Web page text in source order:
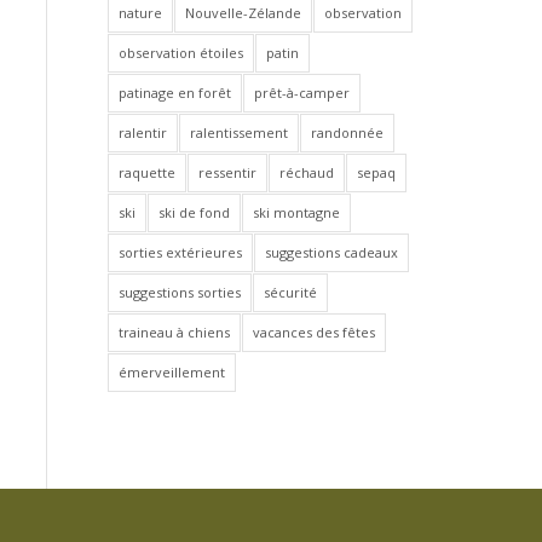
nature Nouvelle-Zélande observation
observation étoiles patin
patinage en forêt prêt-à-camper
ralentir ralentissement randonnée
raquette ressentir réchaud sepaq
ski ski de fond ski montagne
sorties extérieures suggestions cadeaux
suggestions sorties sécurité
traineau à chiens vacances des fêtes
émerveillement